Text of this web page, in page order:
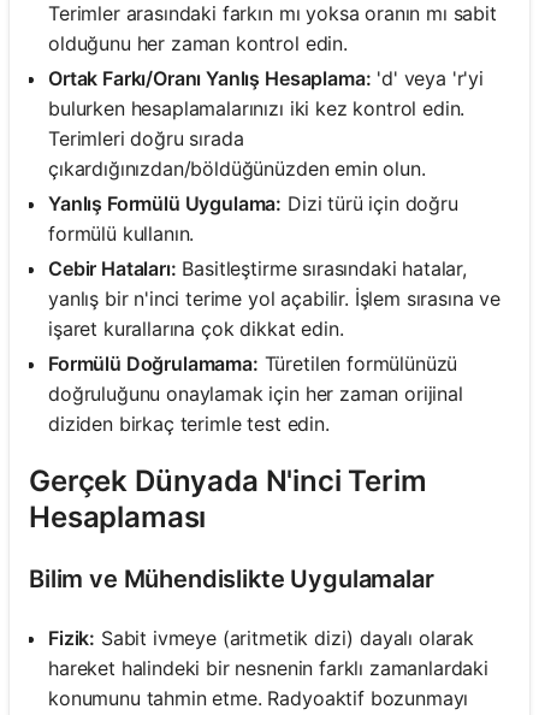
Terimler arasındaki farkın mı yoksa oranın mı sabit
olduğunu her zaman kontrol edin.
Ortak Farkı/Oranı Yanlış Hesaplama: 'd' veya 'r'yi
bulurken hesaplamalarınızı iki kez kontrol edin.
Terimleri doğru sırada
çıkardığınızdan/böldüğünüzden emin olun.
Yanlış Formülü Uygulama: Dizi türü için doğru
formülü kullanın.
Cebir Hataları: Basitleştirme sırasındaki hatalar,
yanlış bir n'inci terime yol açabilir. İşlem sırasına ve
işaret kurallarına çok dikkat edin.
Formülü Doğrulamama: Türetilen formülünüzü
doğruluğunu onaylamak için her zaman orijinal
diziden birkaç terimle test edin.
Gerçek Dünyada N'inci Terim
Hesaplaması
Bilim ve Mühendislikte Uygulamalar
Fizik: Sabit ivmeye (aritmetik dizi) dayalı olarak
hareket halindeki bir nesnenin farklı zamanlardaki
konumunu tahmin etme. Radyoaktif bozunmayı